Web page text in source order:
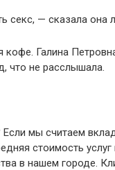
секс, — сказала она
кофе. Галина
что не расслышала.
Если мы считаем
стоимость
в нашем городе.